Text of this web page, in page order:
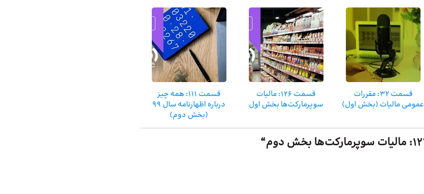
قسمت 32: مقررات
عمومی مالیات (بخش اول)
قسمت 126: مالیات
سوپرمارکت‌ها بخش اول
قسمت 111: همه چیز
درباره اظهارنامه سال 99
(بخش دوم)
“